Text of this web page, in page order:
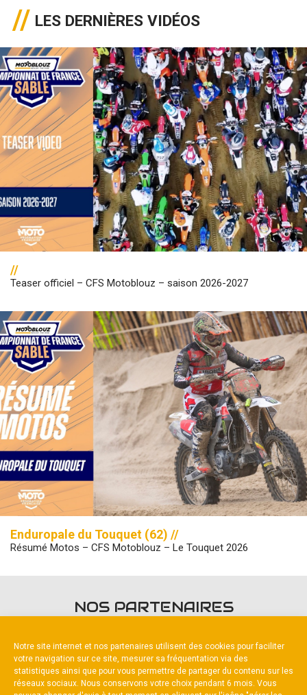
Notre site internet et nos partenaires utilisent des cookies pour faciliter
votre navigation sur ce site, mesurer sa fréquentation via des
statistiques ainsi que pour vous permettre de partager du contenu sur les
réseaux sociaux. Nous conservons votre choix pendant 6 mois. Vous
LES DERNIÈRES VIDÉOS
//
Teaser officiel – CFS Motoblouz – saison 2026-2027
Enduropale du Touquet (62) //
Résumé Motos – CFS Motoblouz – Le Touquet 2026
NOS PARTENAIRES